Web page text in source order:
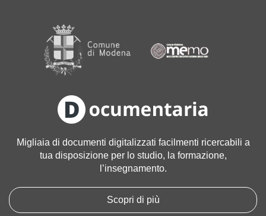
Migliaia di documenti digitalizzati facilmenti ricercabili a
tua disposizione per lo studio, la formazione,
l’insegnamento.
Scopri di più